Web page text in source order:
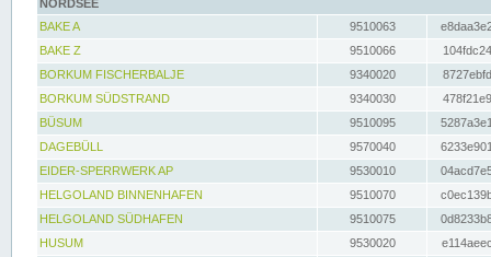
NORDSEE
BAKE A
9510063
BAKE Z
9510066
BORKUM FISCHERBALJE
9340020
BORKUM SÜDSTRAND
9340030
BÜSUM
9510095
DAGEBÜLL
9570040
EIDER-SPERRWERK AP
9530010
HELGOLAND BINNENHAFEN
9510070
HELGOLAND SÜDHAFEN
9510075
HUSUM
9530020